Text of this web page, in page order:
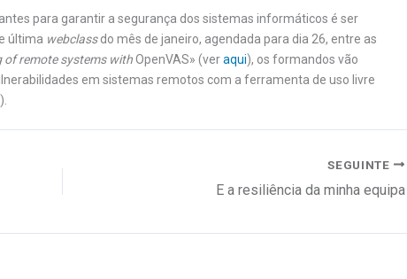
para garantir a segurança dos sistemas informáticos é ser
última webclassdo mês de janeiro, agendada para dia 26, entre as
of remote systems withOpenVAS» (veraqui), os formandos vão
em sistemas remotos com a ferramenta de uso livre
SEGUINTE
E a resiliência da minha equipa